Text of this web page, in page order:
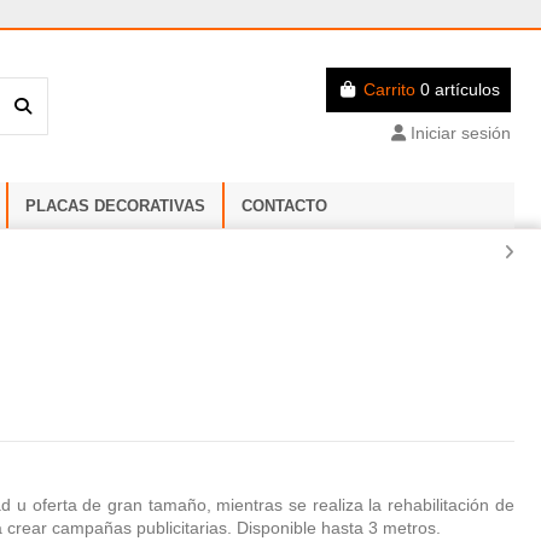
Carrito 0 artículos
Iniciar sesión
PLACAS DECORATIVAS CONTACTO
u oferta de gran tamaño, mientras se realiza la rehabilitación de
campañas publicitarias. Disponible hasta 3 metros.